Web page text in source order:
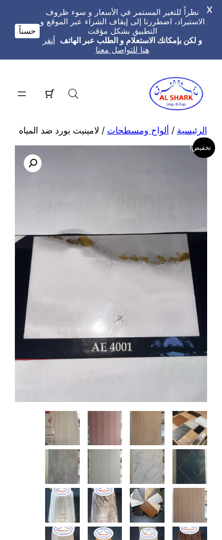
المحتوى
الرئيسية / ألواح ومسطحات / لامينيت بورد ضد المياه
تخفيض!
نظراً للتغير المستمر في الأسعار و سوء ظروف
الاستيراد، اضطررنا إلى إيقاف الشراء عبر الموقع و
التطبيق بشكل مؤقت
و لكن بإمكانك الاستعلام و الطلب عبر الهاتف أنقر
هنا للتواصل معنا
حسناً
X